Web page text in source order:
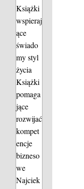
Książki
wspieraj
ące
świado
my styl
życia
Książki
pomaga
jące
rozwijać
kompet
encje
bizneso
we
Najciek